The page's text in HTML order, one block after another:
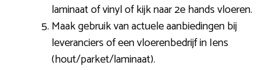
laminaat of vinyl of kijk naar 2e hands vloeren.
Maak gebruik van actuele aanbiedingen bij
leveranciers of een vloerenbedrijf in Iens
(hout/parket/laminaat).